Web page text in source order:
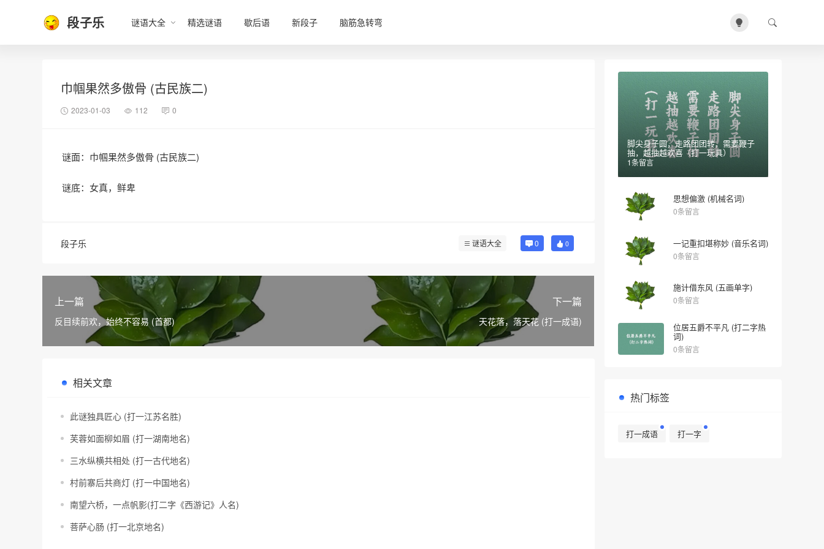
段子乐 谜语大全 精选谜语 歇后语 新段子 脑筋急转弯
巾帼果然多傲骨 (古民族二)
2023-01-03 112 0
谜面：巾帼果然多傲骨 (古民族二)
谜底：女真，鲜卑
段子乐 谜语大全 0 0
上一篇
反目续前欢，始终不容易 (首都)
下一篇
天花落，落天花 (打一成语)
相关文章
此谜独具匠心 (打一江苏名胜)
芙蓉如面柳如眉 (打一湖南地名)
三水纵横共相处 (打一古代地名)
村前寨后共商灯 (打一中国地名)
南望六桥，一点帆影(打二字《西游记》人名)
菩萨心肠 (打一北京地名)
脚尖身子圆，走路团团转，需要鞭子
抽，越抽越欢喜（打一玩具）
1条留言
思想偏激 (机械名词)
0条留言
一记重扣堪称妙 (音乐名词)
0条留言
施计借东风 (五画单字)
0条留言
位居五爵不平凡 (打二字热
词)
0条留言
热门标签
打一成语 打一字